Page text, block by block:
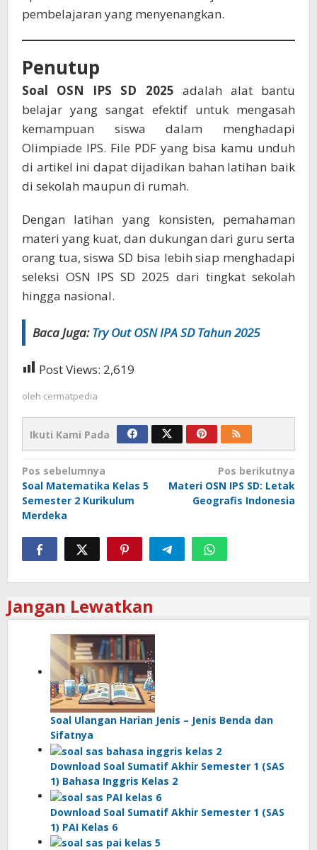
pembelajaran yang menyenangkan.
Penutup
Soal OSN IPS SD 2025 adalah alat bantu
belajar yang sangat efektif untuk mengasah
kemampuan siswa dalam menghadapi
Olimpiade IPS. File PDF yang bisa kamu unduh
di artikel ini dapat dijadikan bahan latihan baik
di sekolah maupun di rumah.
Dengan latihan yang konsisten, pemahaman
materi yang kuat, dan dukungan dari guru serta
orang tua, siswa SD bisa lebih siap menghadapi
seleksi OSN IPS SD 2025 dari tingkat sekolah
hingga nasional.
Baca Juga:Try Out OSN IPA SD Tahun 2025
Post Views: 2,619
oleh cermatpedia
Ikuti Kami Pada
Navigasi
pos
Pos sebelumnya
Soal Matematika Kelas 5
Semester 2 Kurikulum
Merdeka
Pos berikutnya
Materi OSN IPS SD: Letak
Geografis Indonesia
Jangan Lewatkan
Soal Ulangan Harian Jenis – Jenis Benda dan
Sifatnya
Download Soal Sumatif Akhir Semester 1 (SAS
1) Bahasa Inggris Kelas 2
Download Soal Sumatif Akhir Semester 1 (SAS
1) PAI Kelas 6